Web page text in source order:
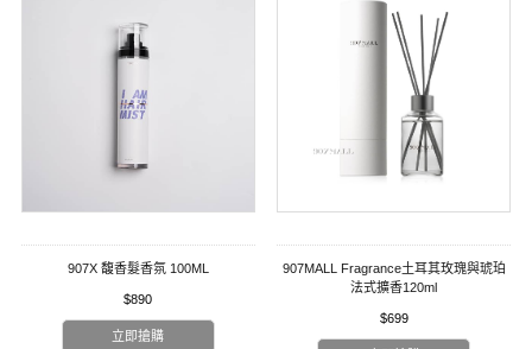
907X 馥香髮香氛 100ML
$890
立即搶購
907MALL Fragrance土耳其玫瑰與琥珀
法式擴香120ml
$699